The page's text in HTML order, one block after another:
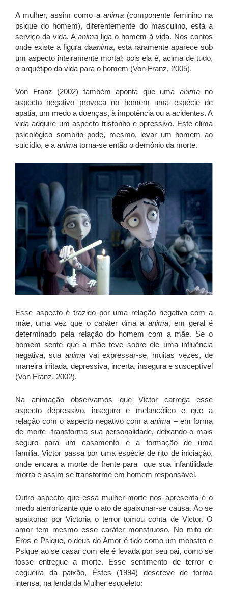
A mulher, assim como a anima(componente feminino na
psique do homem), diferentemente do masculino, está a
serviço da vida. A anima liga o homem à vida. Nos contos
onde existe a figura daanima, esta raramente aparece sob
um aspecto inteiramente mortal; pois ela é, acima de tudo,
o arquétipo da vida para o homem (Von Franz, 2005).
Von Franz (2002) também aponta que uma animano
aspecto negativo provoca no homem uma espécie de
apatia, um medo a doenças, à impotência ou a acidentes. A
vida adquire um aspecto tristonho e opressivo. Este clima
psicológico sombrio pode, mesmo, levar um homem ao
suicídio, e a anima torna-se então o demônio da morte.
Esse aspecto é trazido por uma relação negativa com a
mãe, uma vez que o caráter dma a anima, em geral é
determinado pela relação do homem com a mãe. Se o
homem sente que a mãe teve sobre ele uma influência
negativa, sua animavai expressar-se, muitas vezes, de
maneira irritada, depressiva, incerta, insegura e susceptível
(Von Franz, 2002).
Na animação observamos que Victor carrega esse
aspecto depressivo, inseguro e melancólico e que a
relação com o aspecto negativo com aanima – em forma
de morte -transforma sua personalidade, deixando-o mais
seguro para um casamento e a formação de uma
família. Victor passa por uma espécie de rito de iniciação,
onde encara a morte de frente para que sua infantilidade
morra e assim se transforme em homem responsável.
Outro aspecto que essa mulher-morte nos apresenta é o
medo aterrorizante que o ato de apaixonar-se causa. Ao se
apaixonar por Victoria o terror tomou conta de Victor. O
amor tem mesmo esse caráter monstruoso. No mito de
Eros e Psique, o deus do Amor é tido como um monstro e
Psique ao se casar com ele é levada por seu pai, como se
fosse entregue a morte. Esse sentimento de terror e
cegueira da paixão, Éstes (1994) descreve de forma
intensa, na lenda da Mulher esqueleto: